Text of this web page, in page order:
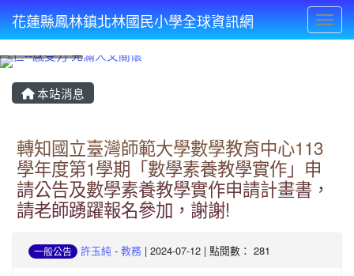
花蓮縣鳳林鎮北林國民小學全球資訊網
本站消息
轉知國立臺灣師範大學數學教育中心113
學年度第1學期「數學素養教學實作」申
請公告及數學素養教學實作申請計畫書，
請老師踴躍報名參加，謝謝!
一般公告 許玉純 - 教務 | 2024-07-12 | 點閱數： 281